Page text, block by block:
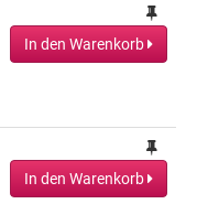
In den Warenkorb
In den Warenkorb